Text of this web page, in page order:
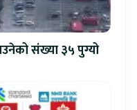
संख्या ३५ पुग्यो